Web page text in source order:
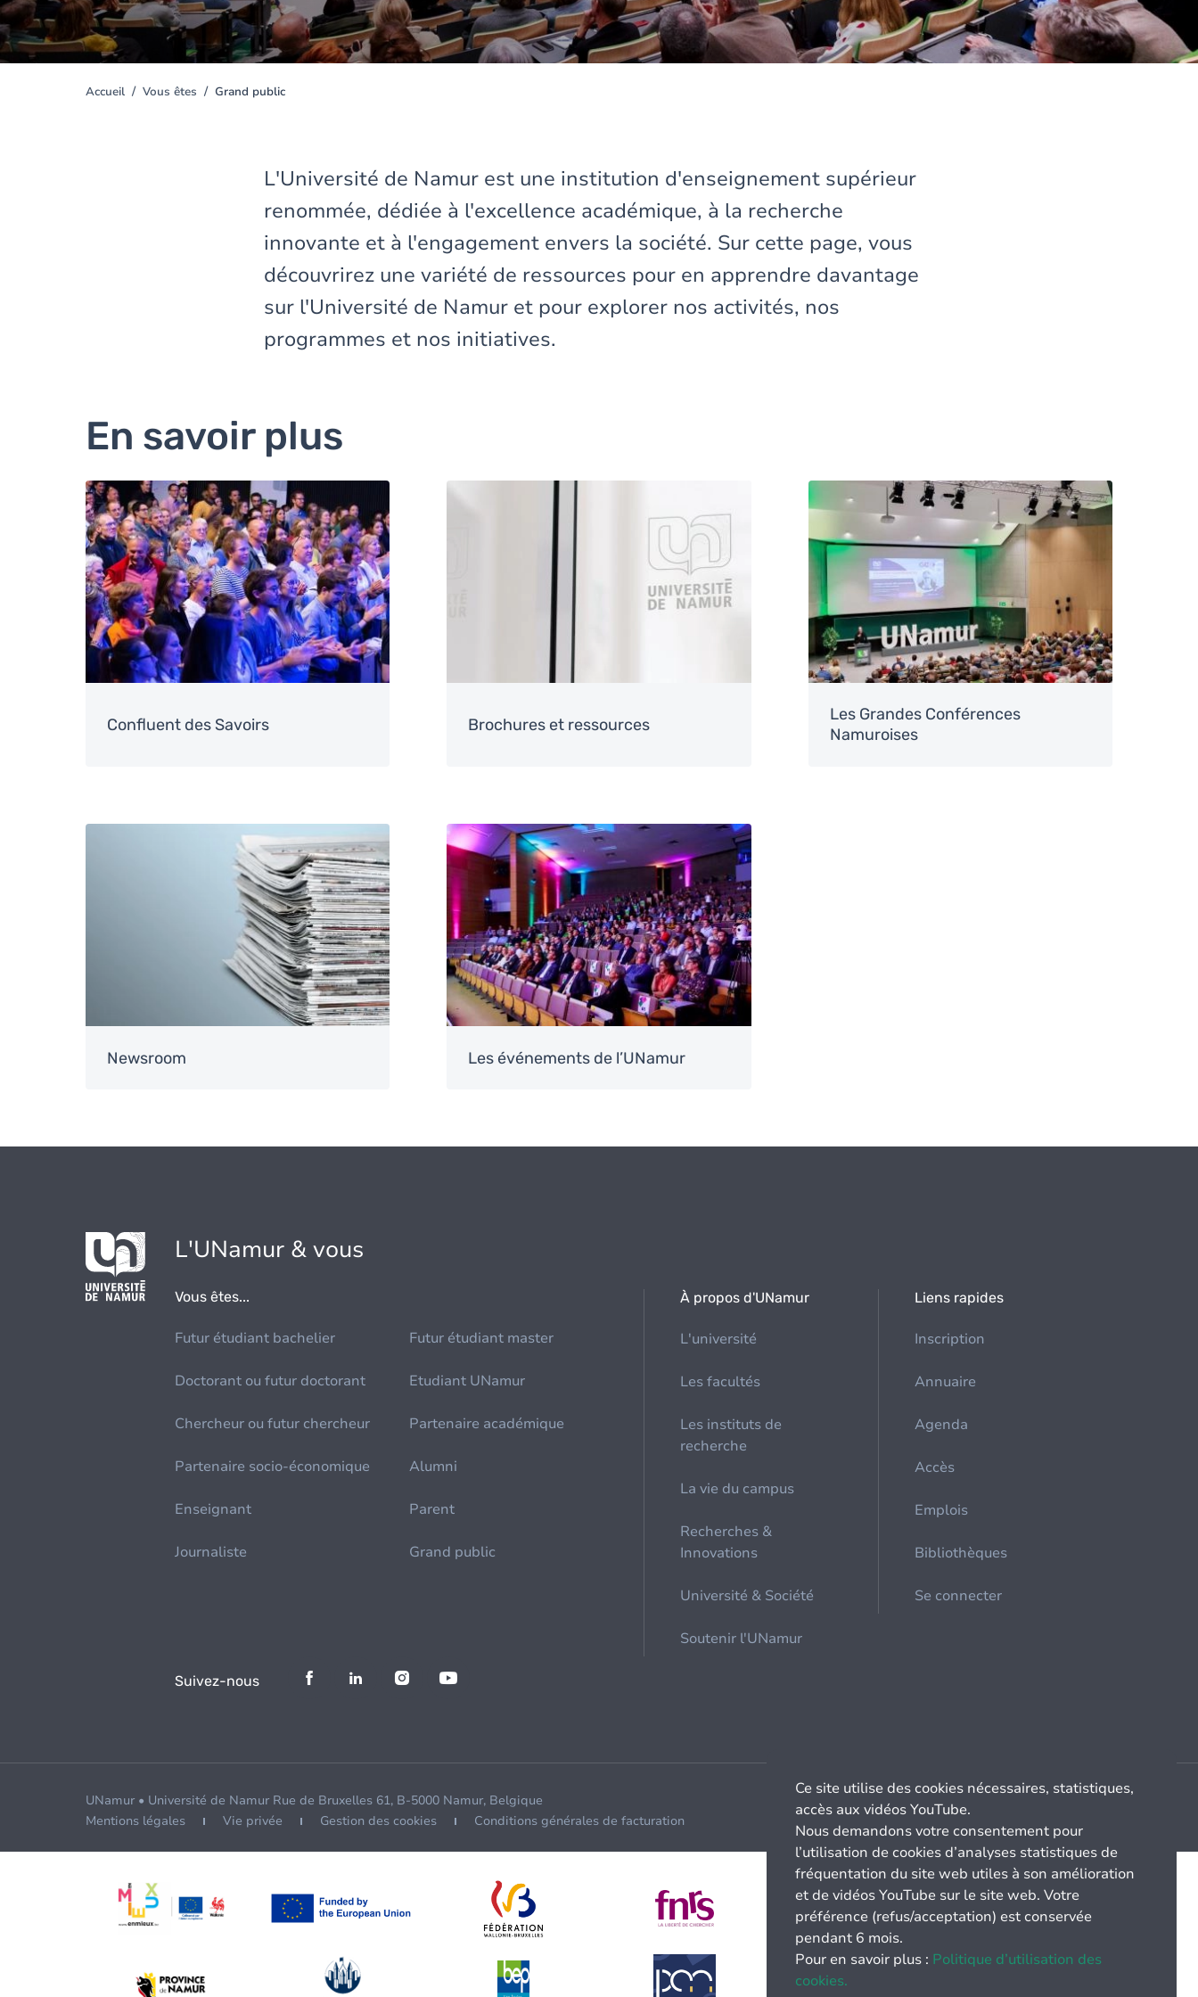
You
Accueil Vous êtes Grand public
L'Université de Namur est une institution d'enseignement supérieur
renommée, dédiée à l'excellence académique, à la recherche
innovante et à l'engagement envers la société. Sur cette page, vous
découvrirez une variété de ressources pour en apprendre davantage
sur l'Université de Namur et pour explorer nos activités, nos
programmes et nos initiatives.
En savoir plus
Image
Confluent des Savoirs
Image
Brochures et ressources
Image
Les Grandes Conférences
Namuroises
Newsroom
Image
Les événements de l’UNamur
L'UNamur & vous
Vous êtes...
Futur étudiant bachelier Futur étudiant master
Doctorant ou futur doctorant Etudiant UNamur
Chercheur ou futur chercheur Partenaire académique
Partenaire socio-économique Alumni
Enseignant Parent
Journaliste Grand public
À propos d'UNamur
L'université
Les facultés
Les instituts de
recherche
La vie du campus
Recherches &
Innovations
Université & Société
Soutenir l'UNamur
Liens rapides
Inscription
Annuaire
Agenda
Accès
Emplois
Bibliothèques
Se connecter
Suivez-nous
UNamur • Université de Namur Rue de Bruxelles 61, B-5000 Namur, Belgique
Mentions légales
Vie privée Gestion des cookies Conditions générales de facturation
Ce site utilise des cookies nécessaires, statistiques,
accès aux vidéos YouTube.
Nous demandons votre consentement pour
l’utilisation de cookies d’analyses statistiques de
fréquentation du site web utiles à son amélioration
et de vidéos YouTube sur le site web. Votre
préférence (refus/acceptation) est conservée
pendant 6 mois.
Pour en savoir plus : Politique d’utilisation des
cookies.